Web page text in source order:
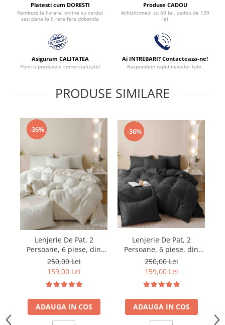
Platesti cum DORESTI
Ramburs la livrare, online cu cardul
sau pana la 6 rate fara dobanda
Produse CADOU
Achizitionezi cu 60 lei, cadou de 139
lei
Asiguram CALITATEA
Pentru produsele comercializate!
Ai INTREBARI? Contacteaza-ne!
Raspundem rapid nevoilor tale.
PRODUSE SIMILARE
-36%
Lenjerie De Pat, 2
Persoane, 6 piese, din
Jacquard Finetat, Crem
deschis
250,00 Lei
159,00 Lei
ADAUGA IN COS
-36%
Lenjerie De Pat, 2
Persoane, 6 piese, din
Jacquard Finetat, Negru
250,00 Lei
159,00 Lei
ADAUGA IN COS